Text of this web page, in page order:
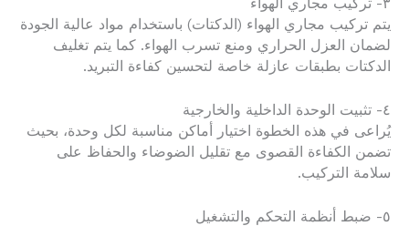
٣- تركيب مجاري الهواء
يتم تركيب مجاري الهواء (الدكتات) باستخدام مواد عالية الجودة
لضمان العزل الحراري ومنع تسرب الهواء. كما يتم تغليف
الدكتات بطبقات عازلة خاصة لتحسين كفاءة التبريد.
٤- تثبيت الوحدة الداخلية والخارجية
يُراعى في هذه الخطوة اختيار أماكن مناسبة لكل وحدة، بحيث
تضمن الكفاءة القصوى مع تقليل الضوضاء والحفاظ على
سلامة التركيب.
٥- ضبط أنظمة التحكم والتشغيل